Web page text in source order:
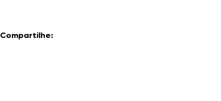
Compartilhe: